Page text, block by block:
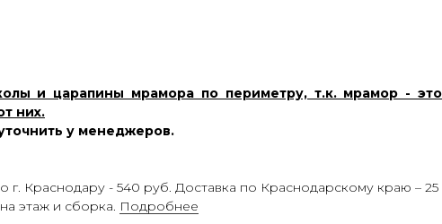
и царапины мрамора по периметру, т.к. мрамор - это
них.
у менеджеров.
г. Краснодару - 540 руб. Доставка по Краснодарскому краю – 25
этаж и сборка. Подробнее